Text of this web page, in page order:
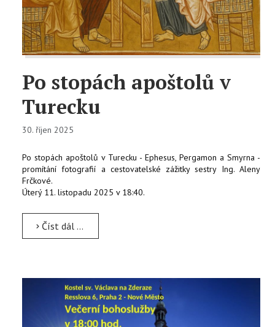
Po stopách apoštolů v
Turecku
30. říjen 2025
Po stopách apoštolů v Turecku - Ephesus, Pergamon a Smyrna -
promítání fotografií a cestovatelské zážitky sestry Ing. Aleny
Frčkové.
Úterý 11. listopadu 2025 v 18:40.
Číst dál …